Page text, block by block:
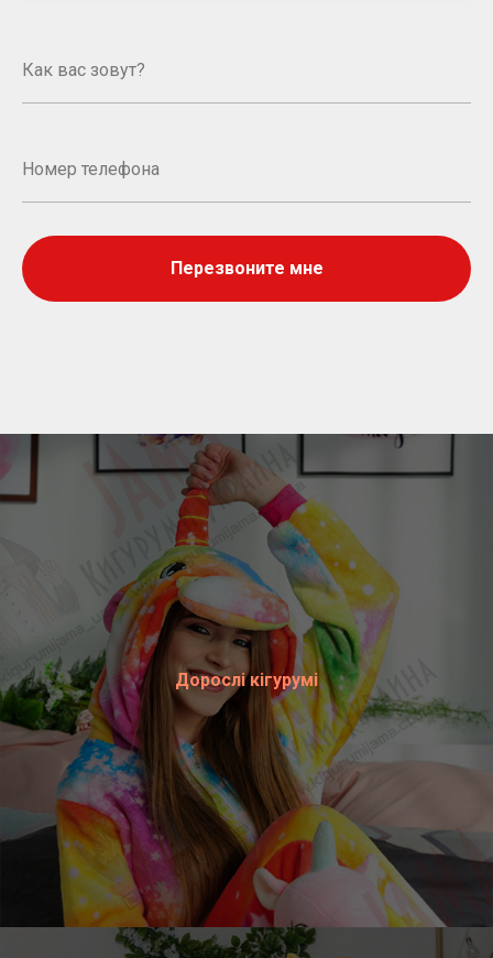
Перезвоните мне
Дорослі кігурумі